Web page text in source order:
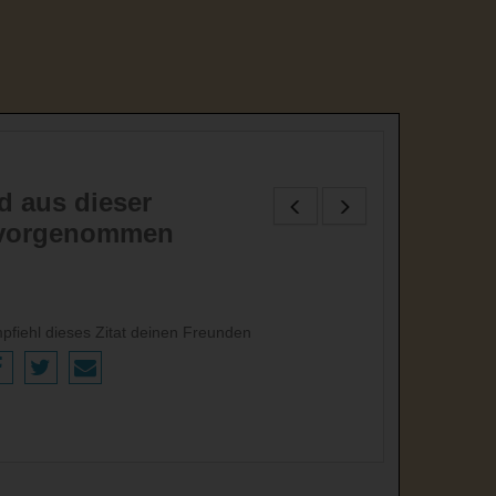
aus dieser
dieses Zitat deinen Freunden